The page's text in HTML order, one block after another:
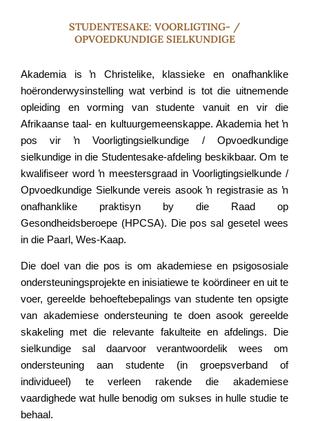
STUDENTESAKE: VOORLIGTING- /
OPVOEDKUNDIGE SIELKUNDIGE
Akademia is ŉ Christelike, klassieke en onafhanklike
hoëronderwysinstelling wat verbind is tot die uitnemende
opleiding en vorming van studente vanuit en vir die
Afrikaanse taal- en kultuurgemeenskappe. Akademia het ŉ
pos vir ŉ Voorligtingsielkundige / Opvoedkundige
sielkundige in die Studentesake-afdeling beskikbaar. Om te
kwalifiseer word ŉ meestersgraad in Voorligtingsielkunde /
Opvoedkundige Sielkunde vereis asook ŉ registrasie as ŉ
onafhanklike praktisyn by die Raad op
Gesondheidsberoepe (HPCSA). Die pos sal gesetel wees
in die Paarl, Wes-Kaap.
Die doel van die pos is om akademiese en psigososiale
ondersteuningsprojekte en inisiatiewe te koördineer en uit te
voer, gereelde behoeftebepalings van studente ten opsigte
van akademiese ondersteuning te doen asook gereelde
skakeling met die relevante fakulteite en afdelings. Die
sielkundige sal daarvoor verantwoordelik wees om
ondersteuning aan studente (in groepsverband of
individueel) te verleen rakende die akademiese
vaardighede wat hulle benodig om sukses in hulle studie te
behaal.